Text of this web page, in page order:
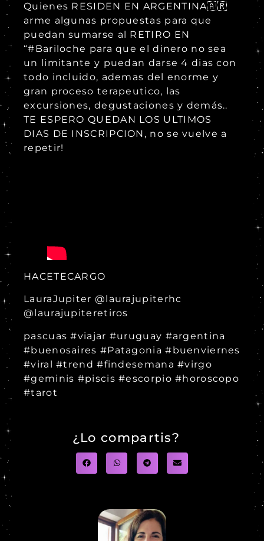
Quienes RESIDEN EN ARGENTINA🇦🇷
arme algunas propuestas para que
puedan sumarse al RETIRO EN
“#Bariloche para que el dinero no sea
un limitante y puedan darse 4 dias con
todo incluido, ademas del enorme y
gran proceso terapeutico, las
excursiones, degustaciones y demás..
TE ESPERO QUEDAN LOS ULTIMOS
DIAS DE INSCRIPCION, no se vuelve a
repetir!
HACETECARGO
LauraJupiter @laurajupiterhc
@laurajupiteretiros
pascuas #viajar #uruguay #argentina
#buenosaires #Patagonia #buenviernes
#viral #trend #findesemana #virgo
#geminis #piscis #escorpio #horoscopo
#tarot
¿Lo compartis?